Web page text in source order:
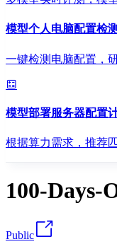
模型个人电脑配置检
一键检测电脑配置，
模型部署服务器配置
根据算力需求，推荐
100-Days-
Public